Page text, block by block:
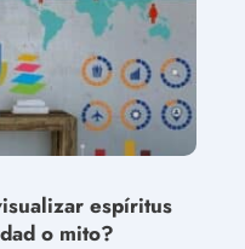
espíritus
o mito?